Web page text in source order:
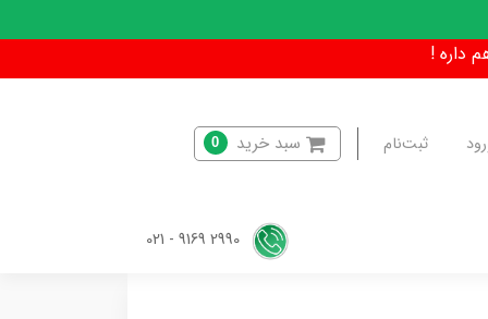
ثبت‌نام سبد خرید 0